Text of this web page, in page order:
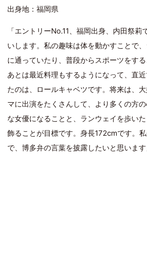
出身地：福岡県
「エントリーNo.11、福岡出身、内田祭莉
いします。私の趣味は体を動かすことで
に通っていたり、普段からスポーツをする
あとは最近料理もするようになって、直
たのは、ロールキャベツです。将来は、
マに出演をたくさんして、より多くの方
な女優になることと、ランウェイを歩い
飾ることが目標です。身長172cmです。
で、博多弁の言葉を披露したいと思います